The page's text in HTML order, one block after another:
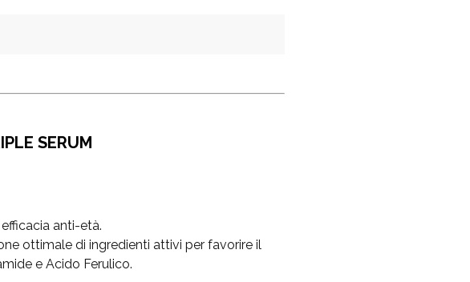
SERUM
anti-età.
ottimale di ingredienti attivi per favorire il
e Acido Ferulico.